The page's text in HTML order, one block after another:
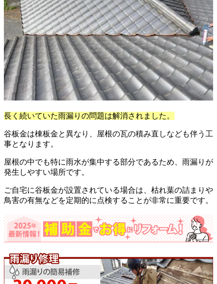
長く続いていた雨漏りの問題は解消されました。
谷板金は棟板金と異なり、屋根の瓦の積み直しなども伴う工
事となります。
屋根の中でも特に雨水が集中する部分であるため、雨漏りが
発生しやすい場所です。
ご自宅に谷板金が設置されている場合は、枯れ葉の詰まりや
鳥害の有無などを定期的に点検することが非常に重要です。